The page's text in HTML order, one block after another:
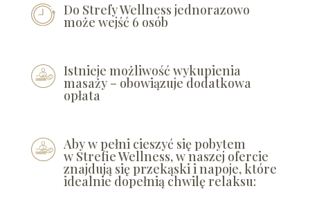
Do Strefy Wellness jednorazowo
może wejść 6 osób
Istnieje możliwość wykupienia
masaży – obowiązuje dodatkowa
opłata
Aby w pełni cieszyć się pobytem
w Strefie Wellness, w naszej ofercie
znajdują się przekąski i napoje, które
idealnie dopełnią chwilę relaksu: